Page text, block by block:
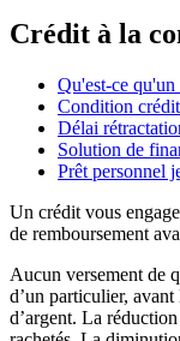
Crédit à la
Qu'est-ce
Condition
Délai
Solution de
Prêt personnel
Un crédit vous
de remboursement
Aucun versement de
d’un particulier,
d’argent. La